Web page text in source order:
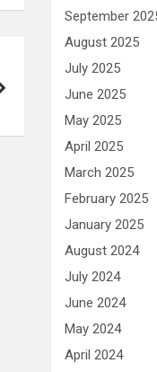
September
August 2025
July 2025
June 2025
May 2025
April 2025
March 2025
February 2025
January 2025
August 2024
July 2024
June 2024
May 2024
April 2024